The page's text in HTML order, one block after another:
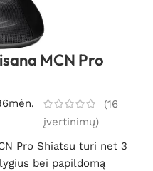
MCN Pro
(16
įvertinimų)
Pro Shiatsu turi net 3
bei papildomą